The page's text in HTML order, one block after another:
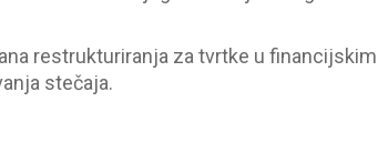
restrukturiranja za tvrtke u financijskim
stečaja.